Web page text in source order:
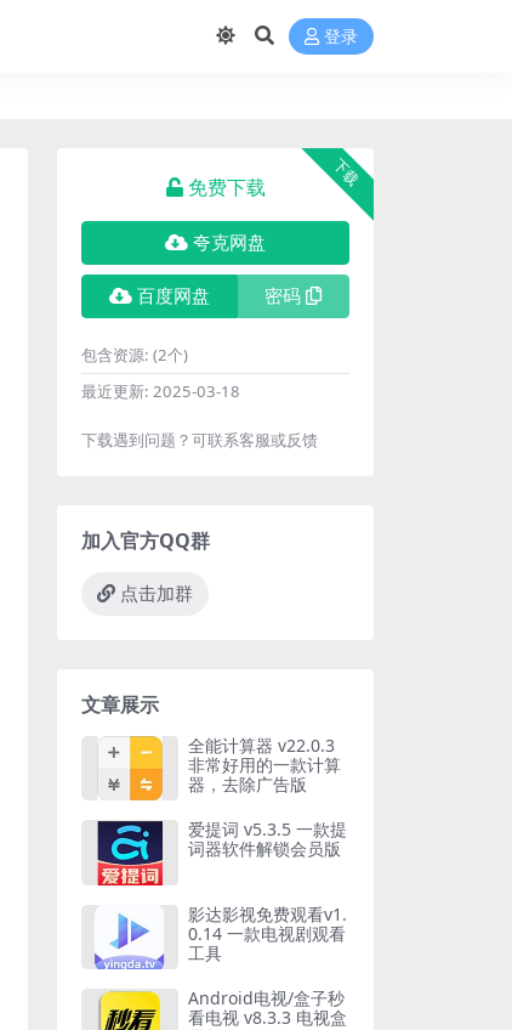
登录
下载
免费下载
夸克网盘
百度网盘 密码
包含资源: (2个)
最近更新: 2025-03-18
下载遇到问题？可联系客服或反馈
加入官方QQ群
点击加群
文章展示
全能计算器 v22.0.3
非常好用的一款计算
器，去除广告版
爱提词 v5.3.5 一款提
词器软件解锁会员版
影达影视免费观看v1.
0.14 一款电视剧观看
工具
Android电视/盒子秒
看电视 v8.3.3 电视盒